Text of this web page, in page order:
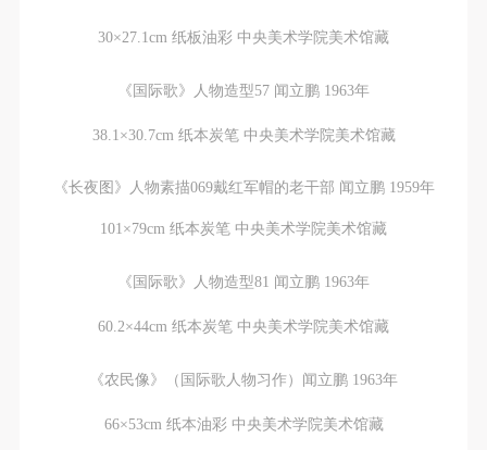
30×27.1cm 纸板油彩 中央美术学院美术馆藏
《国际歌》人物造型57 闻立鹏 1963年
38.1×30.7cm 纸本炭笔 中央美术学院美术馆藏
《长夜图》人物素描069戴红军帽的老干部 闻立鹏 1959年
101×79cm 纸本炭笔 中央美术学院美术馆藏
《国际歌》人物造型81 闻立鹏 1963年
60.2×44cm 纸本炭笔 中央美术学院美术馆藏
《农民像》（国际歌人物习作）闻立鹏 1963年
66×53cm 纸本油彩 中央美术学院美术馆藏
手机号码将作为您的登录账号